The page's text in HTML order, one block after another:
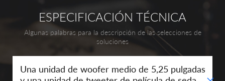
ESPECIFICACIÓN TÉCNICA
Algunas palabras para la descripción de las selecciones de
soluciones
Una unidad de woofer medio de 5,25 pulgadas